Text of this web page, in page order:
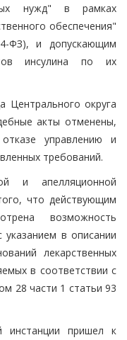
нужд" в рамках
обеспечения"
ФЗ), и допускающим
инсулина по их
Центрального округа
акты отменены,
управлению и
требований.
и апелляционной
что действующим
возможность
указанием в описании
лекарственных
в соответствии с
28 части 1 статьи 93
инстанции пришел к